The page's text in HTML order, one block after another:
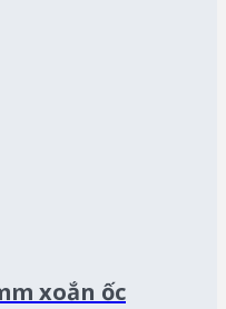
xoắn ốc